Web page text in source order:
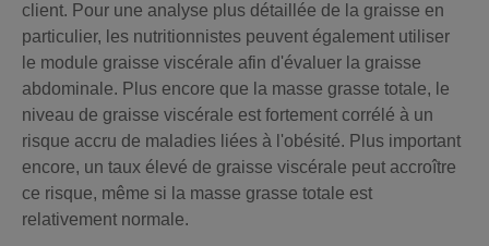
client. Pour une analyse plus détaillée de la graisse en
particulier, les nutritionnistes peuvent également utiliser
le module graisse viscérale afin d'évaluer la graisse
abdominale. Plus encore que la masse grasse totale, le
niveau de graisse viscérale est fortement corrélé à un
risque accru de maladies liées à l'obésité. Plus important
encore, un taux élevé de graisse viscérale peut accroître
ce risque, même si la masse grasse totale est
relativement normale.